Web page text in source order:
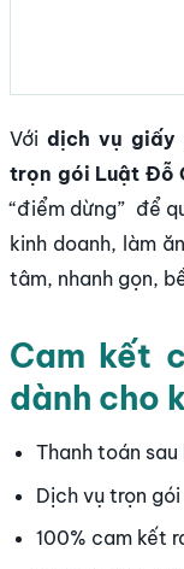
Với dịch vụ giấy
trọn gói Luật Đỗ
“điểm dừng” để
kinh doanh, làm
tâm, nhanh gọn,
Cam kết
dành cho
Thanh toán
Dịch vụ trọn
100% cam kết